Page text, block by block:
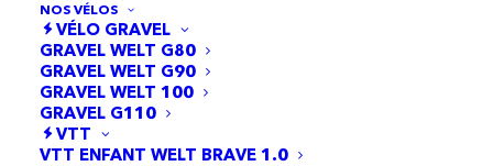
NOS VÉLOS
VÉLO GRAVEL
GRAVEL WELT G80
GRAVEL WELT G90
GRAVEL WELT 100
GRAVEL G110
VTT
VTT ENFANT WELT BRAVE 1.0
5 résultats affichés